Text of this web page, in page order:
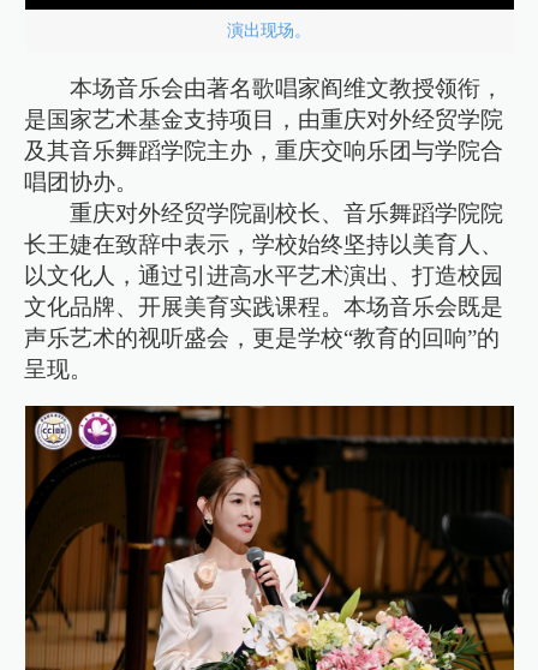
演出现场。
本场音乐会由著名歌唱家阎维文教授领衔，
是国家艺术基金支持项目，由重庆对外经贸学院
及其音乐舞蹈学院主办，重庆交响乐团与学院合
唱团协办。
重庆对外经贸学院副校长、音乐舞蹈学院院
长王婕在致辞中表示，学校始终坚持以美育人、
以文化人，通过引进高水平艺术演出、打造校园
文化品牌、开展美育实践课程。本场音乐会既是
声乐艺术的视听盛会，更是学校“教育的回响”的
呈现。